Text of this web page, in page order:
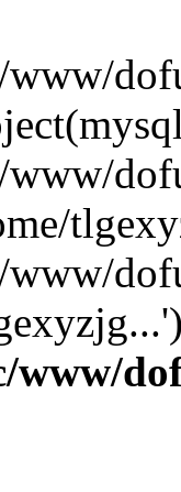
www/